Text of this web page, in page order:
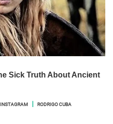
INSTAGRAM
RODRIGO CUBA